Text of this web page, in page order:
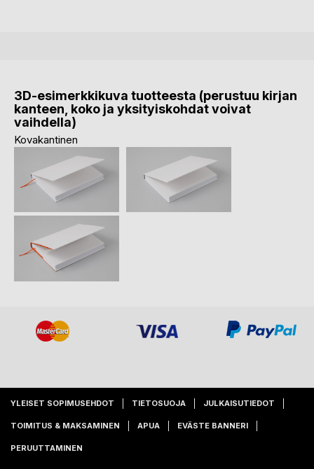
3D-esimerkkikuva tuotteesta (perustuu kirjan
kanteen, koko ja yksityiskohdat voivat
vaihdella)
Kovakantinen
YLEISET SOPIMUSEHDOT TIETOSUOJA JULKAISUTIEDOT
TOIMITUS & MAKSAMINEN APUA EVÄSTE BANNERI
PERUUTTAMINEN